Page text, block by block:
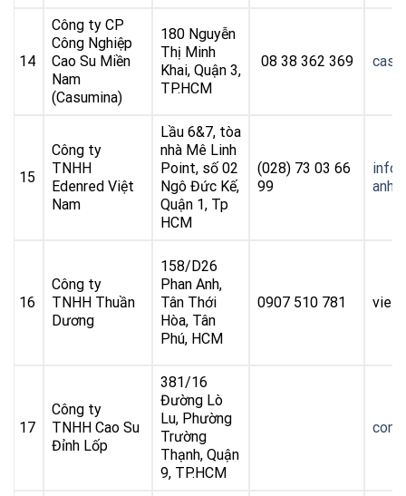
14
Công ty CP
Công Nghiệp
Cao Su Miền
Nam
(Casumina)
180 Nguyễn
Thị Minh
Khai, Quận 3,
TP.HCM
08 38 362 369
15
Công ty
TNHH
Edenred Việt
Nam
Lầu 6&7, tòa
nhà Mê Linh
Point, số 02
Ngô Đức Kế,
Quận 1, Tp
HCM
(028) 73 03 66
99
16
Công ty
TNHH Thuần
Dương
158/D26
Phan Anh,
Tân Thới
Hòa, Tân
Phú, HCM
0907 510 781
17
Công ty
TNHH Cao Su
Đỉnh Lốp
381/16
Đường Lò
Lu, Phường
Trường
Thạnh, Quận
9, TP.HCM